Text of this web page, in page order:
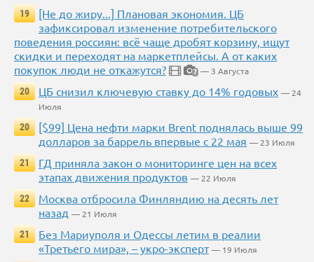
19
[Не до жиру...] Плановая экономия. ЦБ
зафиксировал изменение потребительского
поведения россиян: всё чаще дробят корзину, ищут
скидки и переходят на маркетплейсы. А от каких
покупок люди не откажутся?
7 — 3 Августа
20
ЦБ снизил ключевую ставку до 14% годовых — 24
Июля
20
[$99] Цена нефти марки Brent поднялась выше 99
долларов за баррель впервые с 22 мая — 23 Июля
21
ГД приняла закон о мониторинге цен на всех
этапах движения продуктов — 22 Июля
22
Москва отбросила Финляндию на десять лет
назад — 21 Июля
21
Без Мариуполя и Одессы летим в реалии
«Третьего мира», – укро-эксперт — 19 Июля